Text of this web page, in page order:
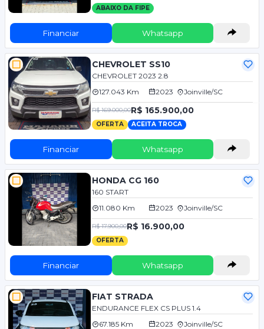
ABAIXO DA FIPE
Financiar Whatsapp
CHEVROLET SS10
CHEVROLET 2023 2.8
127.043 Km
2023 Joinville/SC
R$ 169.000,00R$ 165.900,00
OFERTA ACEITA TROCA
Financiar Whatsapp
HONDA CG 160
160 START
11.080 Km
2023 Joinville/SC
R$ 17.900,00R$ 16.900,00
OFERTA
Financiar Whatsapp
FIAT STRADA
ENDURANCE FLEX CS PLUS 1.4
67.185 Km
2023 Joinville/SC